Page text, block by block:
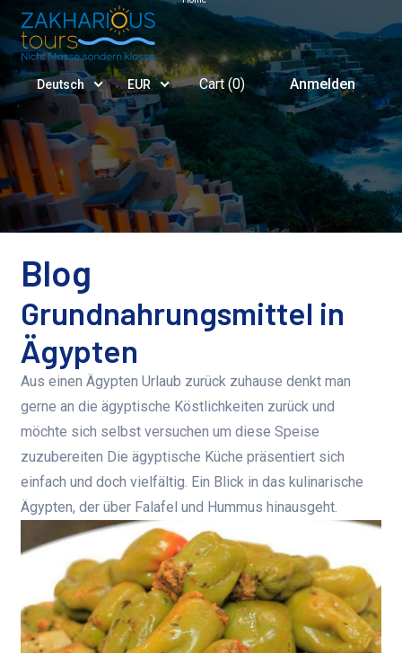
Deutsch EUR Cart (0) Anmelden
Blog
Grundnahrungsmittel in
Ägypten
Aus einen Ägypten Urlaub zurück zuhause denkt man
gerne an die ägyptische Köstlichkeiten zurück und
möchte sich selbst versuchen um diese Speise
zuzubereiten Die ägyptische Küche präsentiert sich
einfach und doch vielfältig. Ein Blick in das kulinarische
Ägypten, der über Falafel und Hummus hinausgeht.